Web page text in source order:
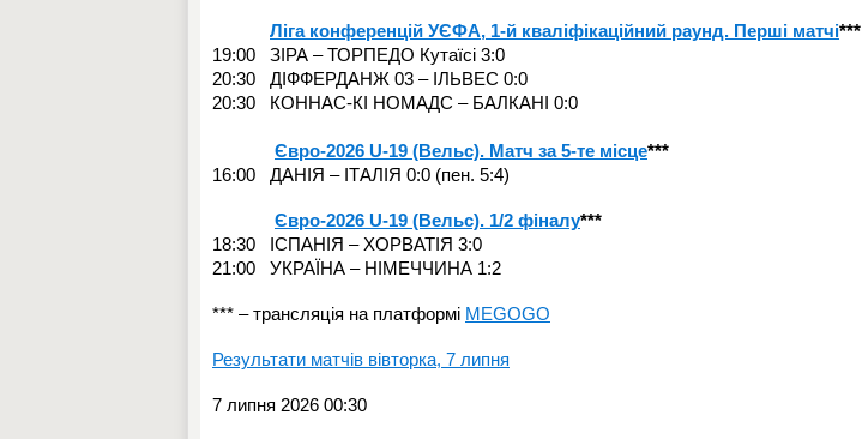
Ліга конференцій УЄФА, 1-й кваліфікаційний раунд. Перші матчі***
19:00 ЗІРА – ТОРПЕДО Кутаїсі 3:0
20:30 ДІФФЕРДАНЖ 03 – ІЛЬВЕС 0:0
20:30 КОННАС-КІ НОМАДС – БАЛКАНІ 0:0
Євро-2026 U-19 (Вельс). Матч за 5-те місце***
16:00 ДАНІЯ – ІТАЛІЯ 0:0 (пен. 5:4)
Євро-2026 U-19 (Вельс). 1/2 фіналу***
18:30 ІСПАНІЯ – ХОРВАТІЯ 3:0
21:00 УКРАЇНА – НІМЕЧЧИНА 1:2
*** – трансляція на платформі MEGOGO
Результати матчів вівторка, 7 липня
7 липня 2026 00:30